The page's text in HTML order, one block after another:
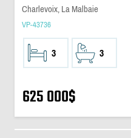
Charlevoix, La Malbaie
VP-43736
3 3
625 000$